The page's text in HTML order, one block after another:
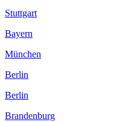
Stuttgart
Bayern
München
Berlin
Berlin
Brandenburg